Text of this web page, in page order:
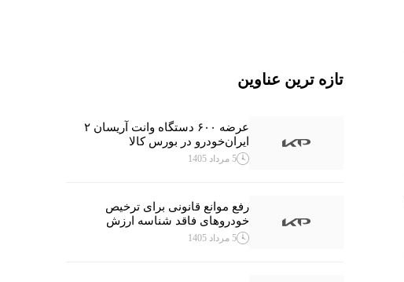
تازه ترین عناوین
عرضه ۶۰۰ دستگاه وانت آریسان ۲
ایران‌خودرو در بورس کالا
5 مرداد 1405
رفع موانع قانونی برای ترخیص
خودروهای فاقد شناسه ارزش
5 مرداد 1405